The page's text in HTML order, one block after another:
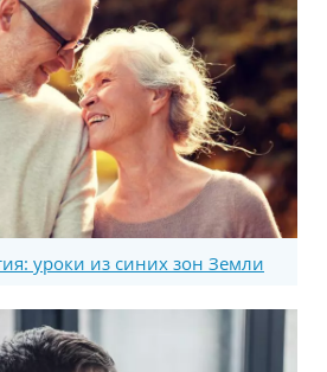
уроки из синих зон Земли